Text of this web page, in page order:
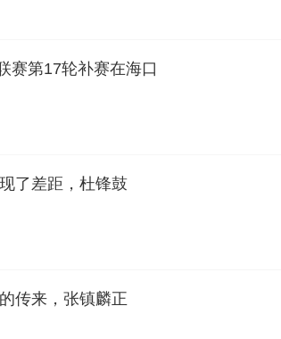
赛第17轮补赛在海口
了差距，杜锋鼓
传来，张镇麟正